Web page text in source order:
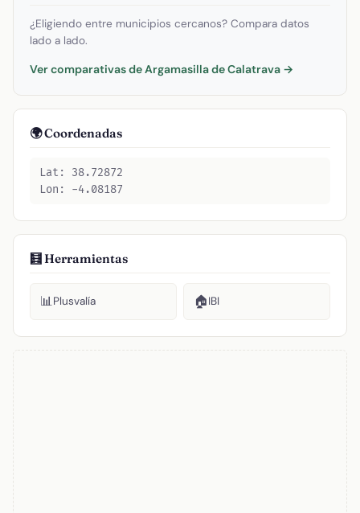
¿Eligiendo entre municipios cercanos? Compara datos
lado a lado.
Ver comparativas de Argamasilla de Calatrava →
🌍 Coordenadas
Lat: 38.72872
Lon: -4.08187
🧮 Herramientas
📊Plusvalía 🏠IBI